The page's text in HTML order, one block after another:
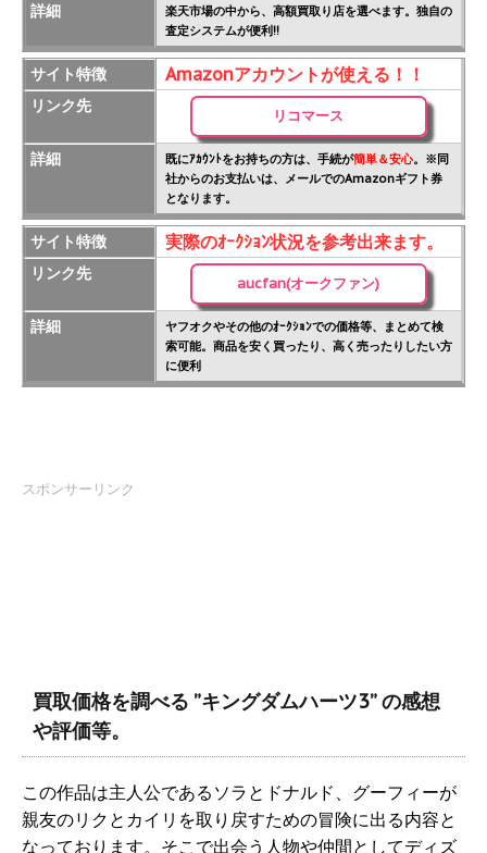
詳細
楽天市場の中から、高額買取り店を選べます。独自の
査定システムが便利!!
サイト特徴 Amazonアカウントが使える！！
リンク先
リコマース
詳細 既にｱｶｳﾝﾄをお持ちの方は、手続が簡単＆安心。※同
社からのお支払いは、メールでのAmazonギフト券
となります。
サイト特徴 実際のｵｰｸｼｮﾝ状況を参考出来ます。
リンク先
aucfan(オークファン)
詳細
ヤフオクやその他のｵｰｸｼｮﾝでの価格等、まとめて検
索可能。商品を安く買ったり、高く売ったりしたい方
に便利
スポンサーリンク
買取価格を調べる ”キングダムハーツ3” の感想
や評価等。
この作品は主人公であるソラとドナルド、グーフィーが
親友のリクとカイリを取り戻すための冒険に出る内容と
なっております。そこで出会う人物や仲間としてディズ